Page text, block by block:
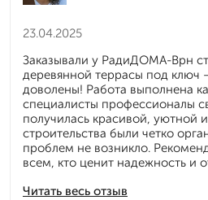
23.04.2025
Читать весь отзыв
Заказывали у РадиДОМА-Врн
деревянной террасы под ключ
доволены! Работа выполнена
специалисты профессионалы
получилась красивой, уютной
строительства были четко
проблем не возникло.
всем, кто ценит надежность и